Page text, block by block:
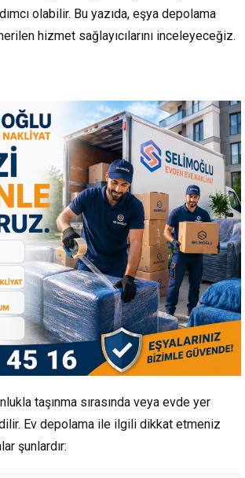
olabilir. Bu yazıda, eşya depolama
hizmet sağlayıcılarını inceleyeceğiz.
taşınma sırasında veya evde yer
Ev depolama ile ilgili dikkat etmeniz
şunlardır: